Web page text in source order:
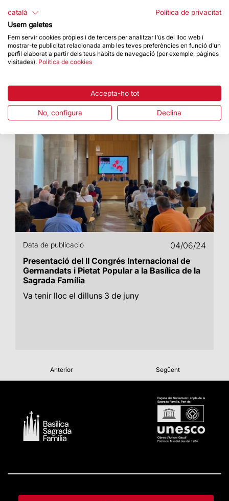
El FAS eleva a 3,5 milions d’euros el pressupost
per a la convocatòria 2024
Data de publicació
04/06/24
Presentació del II Congrés Internacional de
Germandats i Pietat Popular a la Basílica de la
Sagrada Família
Va tenir lloc el dilluns 3 de juny
Anterior Següent
català
Política de privacitat
Usem galetes
Fem servir cookies pròpies i de tercers per analitzar l'ús del lloc web i
mostrar-te publicitat relacionada amb les teves preferències en funció d'un
perfil elaborat a partir dels teus hàbits de navegació (per exemple, pàgines
visitades). Política de cookies
Accepta-ho tot
No, configura Declina